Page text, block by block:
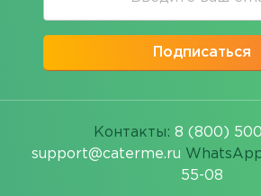
Подписаться
Контакты: 8 (800)
support@caterme.ru
55-08